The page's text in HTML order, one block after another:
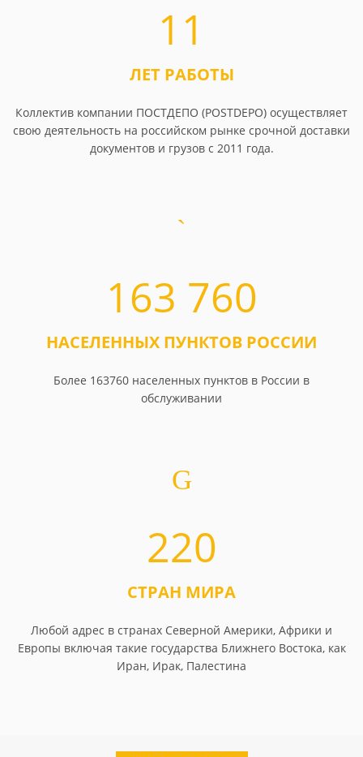
11
ЛЕТ РАБОТЫ
Коллектив компании ПОСТДЕПО (POSTDEPO) осуществляет
свою деятельность на российском рынке срочной доставки
документов и грузов с 2011 года.
163 760
НАСЕЛЕННЫХ ПУНКТОВ РОССИИ
Более 163760 населенных пунктов в России в
обслуживании
220
СТРАН МИРА
Любой адрес в странах Северной Америки, Африки и
Европы включая такие государства Ближнего Востока, как
Иран, Ирак, Палестина